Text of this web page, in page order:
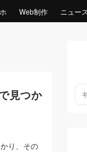
Web制作 ニュース
見つか
り、その